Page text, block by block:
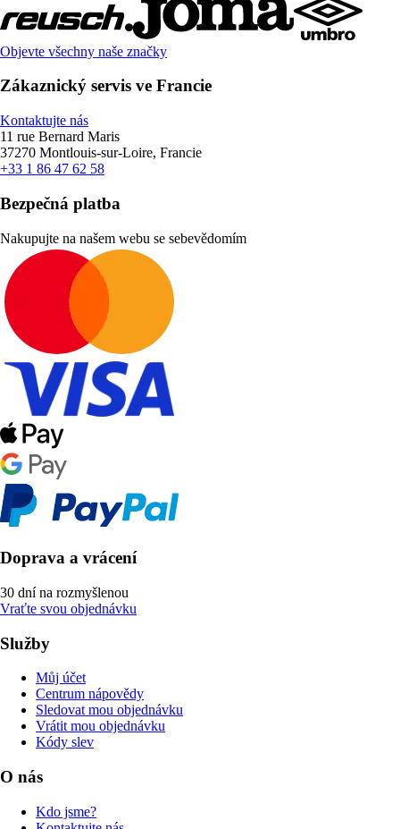
Objevte všechny naše značky
Zákaznický servis ve Francie
Kontaktujte nás
11 rue Bernard Maris
37270 Montlouis-sur-Loire, Francie
+33 1 86 47 62 58
Bezpečná platba
Nakupujte na našem webu se sebevědomím
Doprava a vrácení
30 dní na rozmyšlenou
Vraťte svou objednávku
Služby
Můj účet
Centrum nápovědy
Sledovat mou objednávku
Vrátit mou objednávku
Kódy slev
O nás
Kdo jsme?